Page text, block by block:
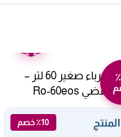
فرن ارو كهرباء صغير 60 لتر –
٪10 خصم